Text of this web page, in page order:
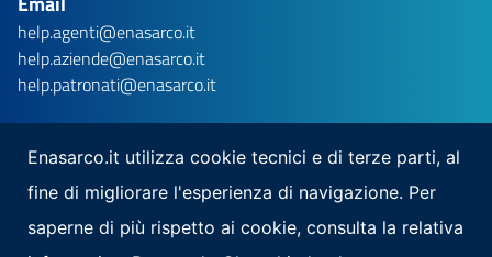
help.agenti@enasarco.it
help.aziende@enasarco.it
help.patronati@enasarco.it
Scarica la nostra app per mobile
Enasarco.it utilizza cookie tecnici e di terze parti, al
fine di migliorare l'esperienza di navigazione. Per
saperne di più rispetto ai cookie, consulta la relativa